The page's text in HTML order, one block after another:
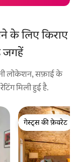
के लिए किराए
जगहें
लोकेशन, सफ़ाई के
मिली हुई है.
गेस्ट्स की फ़ेवरेट
गेस्ट्स की फ़ेवरेट